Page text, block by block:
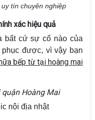
tín chuyên nghiệp
xác hiệu quả
bất cứ sự cố nào của
phục được, vì vậy bạn
bếp từ tại hoàng mai
Hoàng Mai
nội địa nhật